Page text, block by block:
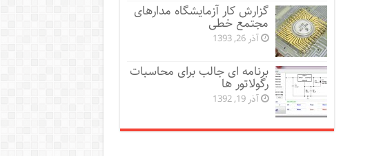
گزارش کار آزمایشگاه مدارهای
مجتمع خطی
آذر 26, 1393
برنامه ای جالب برای محاسبات
رگولاتور ها
آذر 19, 1392